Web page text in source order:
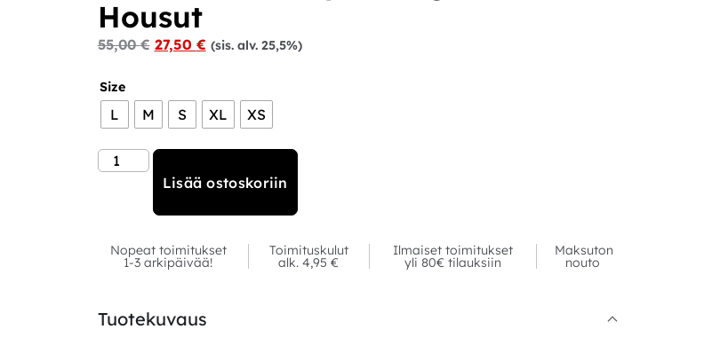
Housut
55,00€ 27,50 € (sis. alv. 25,5%)
Size
L M S XL XS
Lisää ostoskoriin
Nopeat toimitukset
1-3 arkipäivää!
Toimituskulut
alk. 4,95 €
Ilmaiset toimitukset
yli 80€ tilauksiin
Maksuton
nouto
Tuotekuvaus